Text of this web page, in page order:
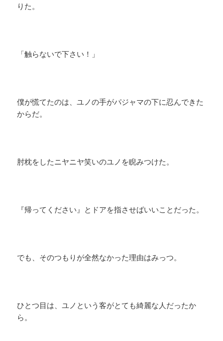
りた。
「触らないで下さい！」
僕が慌てたのは、ユノの手がパジャマの下に忍んできた
からだ。
肘枕をしたニヤニヤ笑いのユノを睨みつけた。
『帰ってください』とドアを指させばいいことだった。
でも、そのつもりが全然なかった理由はみっつ。
ひとつ目は、ユノという客がとても綺麗な人だったか
ら。